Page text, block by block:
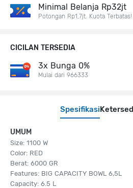
Spesifikasi
UMUM
Size: 1100 W
Color: RED
Berat: 6000 GR
Features: BIG CAPACITY BOWL 6,5L
Capacity: 6.5 L
Minimal Belanja Rp32jt
Potongan Rp1,7jt. Kuota Terbatas!
CICILAN TERSEDIA
3x Bunga 0%
Mulai dari 966333